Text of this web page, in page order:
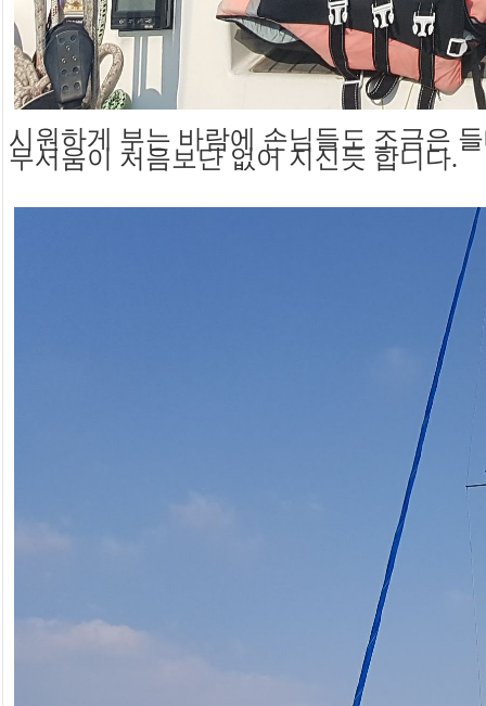
시원하게 부는 바람에 손님들도 조금은
무서움이 처음보단 없어 지신듯 합니다.